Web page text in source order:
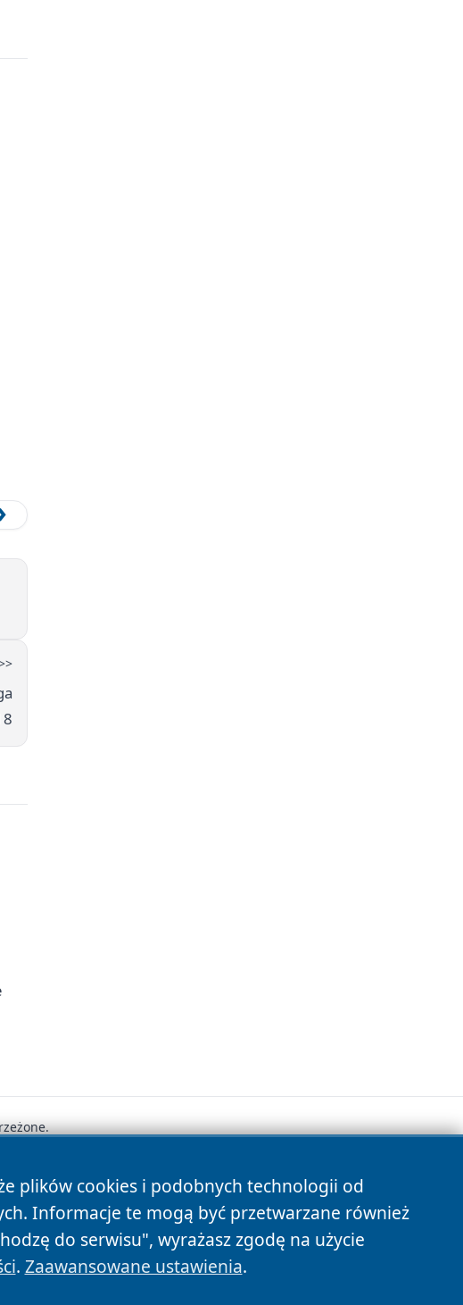
plików cookies i podobnych technologii od
Informacje te mogą być przetwarzane również
do serwisu", wyrażasz zgodę na użycie
. Zaawansowane ustawienia.
Cookies